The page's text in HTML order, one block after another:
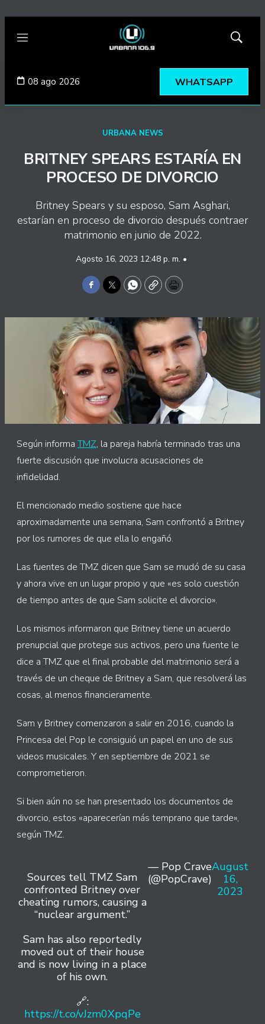
Menú
Mostrar
08 ago 2026 WHATSAPP
URBANA NEWS
BRITNEY SPEARS ESTARÍA EN
PROCESO DE DIVORCIO
Britney Spears y su esposo, Sam Asghari,
estarían en proceso de divorcio después contraer
matrimonio en junio de 2022.
Agosto 16, 2023 12:48 p. m. •
Facebook
TwitterWhatsApp
CopyPrint
Según informaTMZ, la pareja habría terminado tras una
fuerte discusión que involucra acusaciones de
infidelidad.
El mencionado medio sostiene que hace
aproximadamente una semana, Sam confrontó a Britney
por los rumores de que ella lo engañó.
Las fuentes de TMZ dicen que Sam se mudó de su casa
y ahora vive en un lugar propio y que «es solo cuestión
de tiempo antes de que Sam solicite el divorcio».
Los mismos informaron que Britney tiene un acuerdo
prenupcial que protege sus activos, pero una fuente le
dice a TMZ que el final probable del matrimonio será a
través de un cheque de Britney a Sam, que resolverá las
cosas, al menos financieramente.
Sam y Britney comenzaron a salir en 2016, cuando la
Princesa del Pop le consiguió un papel en uno de sus
videos musicales. Y en septiembre de 2021 se
comprometieron.
Si bien aún no se han presentado los documentos de
divorcio, estos «aparecerían más temprano que tarde»,
según TMZ.
Sources tell TMZ Sam
confronted Britney over
cheating rumors, causing a
“nuclear argument.”
Sam has also reportedly
moved out of their house
and is now living in a place
of his own.
🔗:
https://t.co/vJzm0XpqPe
— Pop Crave
(@PopCrave)
August
16,
2023